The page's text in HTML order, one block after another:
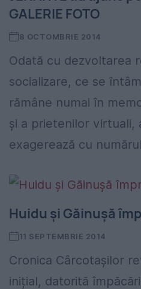
GALERIE FOTO
8 OCTOMBRIE 2014
Odată cu dezvoltarea
socializare, ce se
rămâne numai în
și a prietenilor virtuali,
exagerează cu
Huidu și Găinușă
11 SEPTEMBRIE 2014
Cronica Cârcotașilor
inițial, datorită